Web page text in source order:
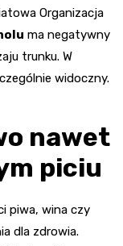
Organizacja
ma negatywny
trunku. W
widoczny.
nawet
piciu
piwa, wina czy
dla zdrowia.